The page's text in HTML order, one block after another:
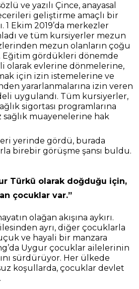
ve yazılı Çince, anayasal
geliştirme amaçlı bir
Ekim 2019’da merkezler
ve tüm kursiyerler mezun
mezun olanların çoğu
Eğitim gördükleri dönemde
olarak evlerine dönmelerine,
için izin istemelerine ve
yararlanmalarına izin veren
uygulandı. Tüm kursiyerler,
sigortası programlarına
muayenelerine hak
yerinde gördü, burada
birebir görüşme şansı buldu.
Türkü olarak doğduğu için,
çocuklar var.”
olağan akışına aykırı.
ayrı, diğer çocuklarla
ve hayali bir manzara
Uygur çocuklar ailelerinin
sürdürüyor. Her ülkede
koşullarda, çocuklar devlet